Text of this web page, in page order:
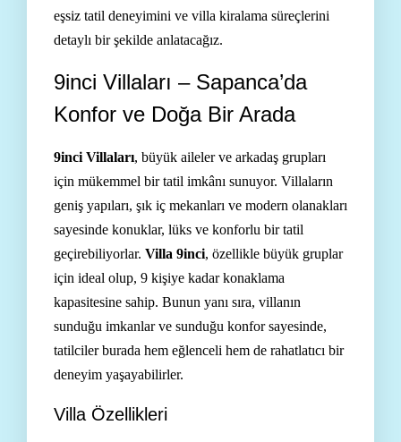
eşsiz tatil deneyimini ve villa kiralama süreçlerini
detaylı bir şekilde anlatacağız.
9inci Villaları – Sapanca’da
Konfor ve Doğa Bir Arada
9inci Villaları, büyük aileler ve arkadaş grupları
için mükemmel bir tatil imkânı sunuyor. Villaların
geniş yapıları, şık iç mekanları ve modern olanakları
sayesinde konuklar, lüks ve konforlu bir tatil
geçirebiliyorlar. Villa 9inci, özellikle büyük gruplar
için ideal olup, 9 kişiye kadar konaklama
kapasitesine sahip. Bunun yanı sıra, villanın
sunduğu imkanlar ve sunduğu konfor sayesinde,
tatilciler burada hem eğlenceli hem de rahatlatıcı bir
deneyim yaşayabilirler.
Villa Özellikleri